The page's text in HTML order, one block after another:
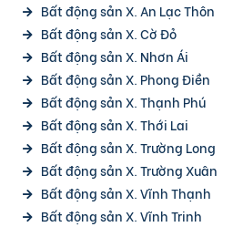
Bất động sản X. An Lạc Thôn
Bất động sản X. Cờ Đỏ
Bất động sản X. Nhơn Ái
Bất động sản X. Phong Điền
Bất động sản X. Thạnh Phú
Bất động sản X. Thới Lai
Bất động sản X. Trường Long
Bất động sản X. Trường Xuân
Bất động sản X. Vĩnh Thạnh
Bất động sản X. Vĩnh Trinh